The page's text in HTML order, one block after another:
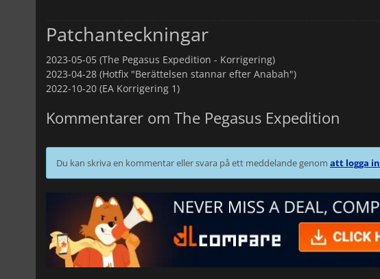
Patchanteckningar
2023-05-05 (The Pegasus Expedition - Korrigering)
2023-04-28 (Hotfix "Berättelsen stannar efter Anabah")
2022-10-20 (EA Korrigering 1)
Kommentarer om The Pegasus Expedition
Du kan skriva en kommentar eller svara på ett meddelande genom att logga in